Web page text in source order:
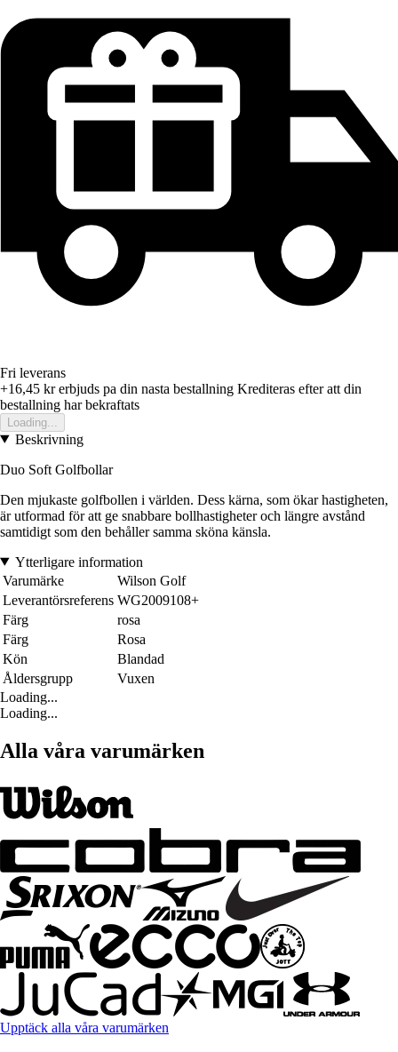
Fri leverans
+16,45 krerbjuds pa din nasta bestallning Krediteras efter att din
bestallning har bekraftats
Loading...
Beskrivning
Duo Soft Golfbollar
Den mjukaste golfbollen i världen. Dess kärna, som ökar hastigheten,
är utformad för att ge snabbare bollhastigheter och längre avstånd
samtidigt som den behåller samma sköna känsla.
Ytterligare information
Varumärke
Wilson Golf
Leverantörsreferens WG2009108+
Färg
rosa
Färg
Rosa
Kön
Blandad
Åldersgrupp
Vuxen
Loading...
Loading...
Alla våra varumärken
Upptäck alla våra varumärken